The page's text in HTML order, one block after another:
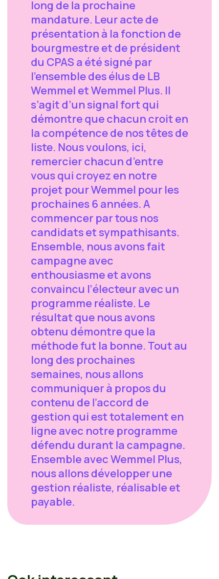
long de la prochaine
mandature. Leur acte de
présentation à la fonction de
bourgmestre et de président
du CPAS a été signé par
l’ensemble des élus de LB
Wemmel et Wemmel Plus. Il
s’agit d’un signal fort qui
démontre que chacun croit en
la compétence de nos têtes de
liste. Nous voulons, ici,
remercier chacun d’entre
vous qui croyez en notre
projet pour Wemmel pour les
prochaines 6 années. A
commencer par tous nos
candidats et sympathisants.
Ensemble, nous avons fait
campagne avec
enthousiasme et avons
convaincu l’électeur avec un
programme réaliste. Le
résultat que nous avons
obtenu démontre que la
méthode fut la bonne. Tout au
long des prochaines
semaines, nous allons
communiquer à propos du
contenu de l’accord de
gestion qui est totalement en
ligne avec notre programme
défendu durant la campagne.
Ensemble avec Wemmel Plus,
nous allons développer une
gestion réaliste, réalisable et
payable.